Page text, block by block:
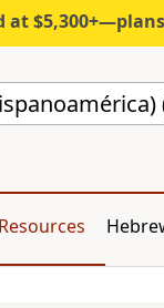
start under $6/
Resources